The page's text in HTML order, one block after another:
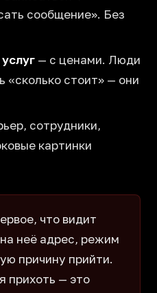
сообщение». Без
— с ценами. Люди
«сколько стоит» — они
сотрудники,
картинки
что видит
неё адрес, режим
причину прийти.
прихоть — это